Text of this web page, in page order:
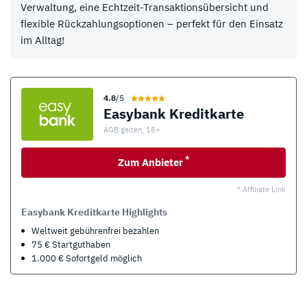
Verwaltung, eine Echtzeit-Transaktionsübersicht und
flexible Rückzahlungsoptionen – perfekt für den Einsatz
im Alltag!
4.8/5
Easybank Kreditkarte
AGB gelten, 18+
Zum Anbieter *
* Affiliate Link
Easybank Kreditkarte Highlights
Weltweit gebührenfrei bezahlen
75 € Startguthaben
1.000 € Sofortgeld möglich